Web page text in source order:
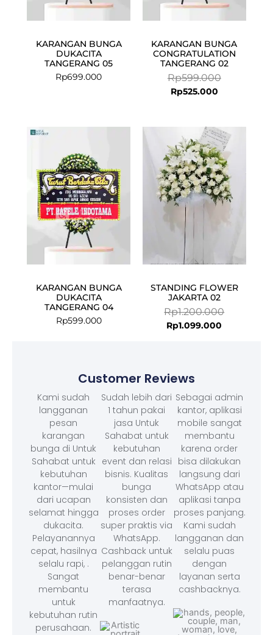
KARANGAN BUNGA
DUKACITA
TANGERANG 05
Rp699.000
KARANGAN BUNGA
CONGRATULATION
TANGERANG 02
Rp599.000
Rp525.000
KARANGAN BUNGA
DUKACITA
TANGERANG 04
Rp599.000
STANDING FLOWER
JAKARTA 02
Rp1.200.000
Original
price
was:
Rp1.099.000
Current
price
is:
Customer Reviews
Kami sudah
langganan
pesan
karangan
bunga di Untuk
Sahabat untuk
kebutuhan
kantor—mulai
dari ucapan
selamat hingga
dukacita.
Pelayanannya
cepat, hasilnya
selalu rapi, .
Sangat
membantu
untuk
kebutuhan rutin
perusahaan.
Sudah lebih dari
1 tahun pakai
jasa Untuk
Sahabat untuk
kebutuhan
event dan relasi
bisnis. Kualitas
bunga
konsisten dan
proses order
super praktis via
WhatsApp.
Cashback untuk
pelanggan rutin
benar-benar
terasa
manfaatnya.
Sebagai admin
kantor, aplikasi
mobile sangat
membantu
karena order
bisa dilakukan
langsung dari
WhatsApp atau
aplikasi tanpa
proses panjang.
Kami sudah
langganan dan
selalu puas
dengan
layanan serta
cashbacknya.